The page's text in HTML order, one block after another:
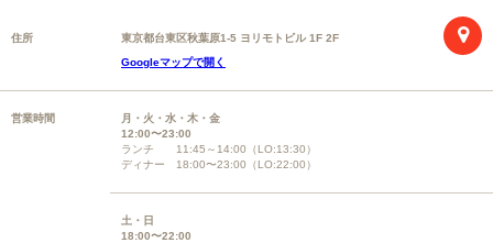
住所
東京都台東区秋葉原1-5 ヨリモトビル 1F 2F
Googleマップで開く
営業時間
月・火・水・木・金
12:00〜23:00
ランチ 11:45～14:00（LO:13:30）
ディナー 18:00〜23:00（LO:22:00）
土・日
18:00〜22:00